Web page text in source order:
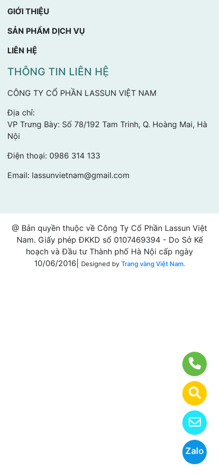
Zalo
GIỚI THIỆU
SẢN PHẨM DỊCH VỤ
LIÊN HỆ
THÔNG TIN LIÊN HỆ
CÔNG TY CỔ PHẦN LASSUN VIỆT NAM
Địa chỉ:
VP Trưng Bày: Số 78/192 Tam Trinh, Q. Hoàng Mai, Hà
Nội
Điện thoại: 0986 314 133
Email: lassunvietnam@gmail.com
@ Bản quyền thuộc về Công Ty Cổ Phần Lassun Việt
Nam. Giấy phép ĐKKD số 0107469394 - Do Sở Kế
hoạch và Đầu tư Thành phố Hà Nội cấp ngày
10/06/2016|
Designed by Trang vàng Việt Nam.